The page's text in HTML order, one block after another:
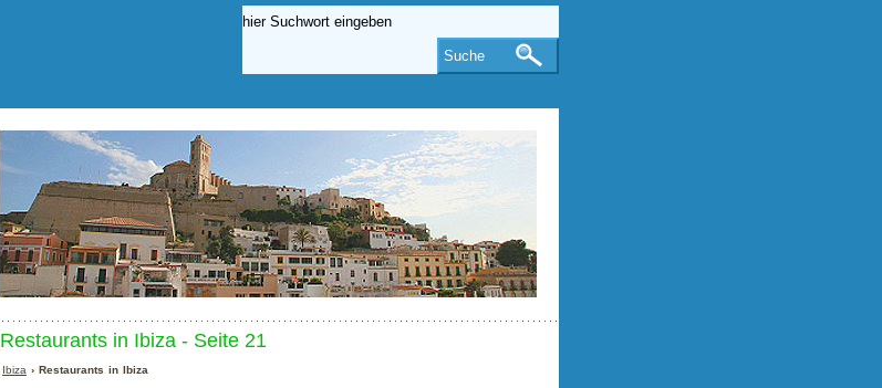
Restaurants in Ibiza - Seite 21
Ibiza › Restaurants in Ibiza
Suche